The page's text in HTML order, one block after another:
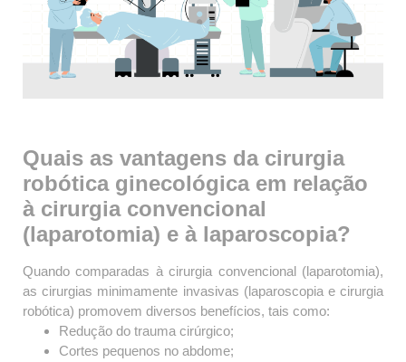
Quais as vantagens da cirurgia
robótica ginecológica em relação
à cirurgia convencional
(laparotomia) e à laparoscopia?
Quando comparadas à cirurgia convencional (laparotomia),
as cirurgias minimamente invasivas (laparoscopia e cirurgia
robótica) promovem diversos benefícios, tais como:
Redução do trauma cirúrgico;
Cortes pequenos no abdome;